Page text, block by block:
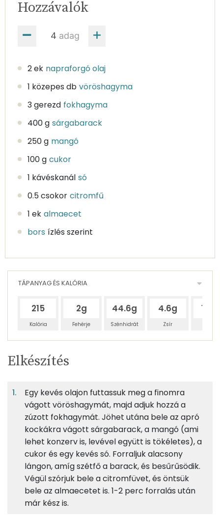
adag
Hozzávalók
2 ek napraforgó olaj
1 közepes db vöröshagyma
3 gerezd fokhagyma
400 g sárgabarack
250 g mangó
100 g cukor
1 kávéskanál só
0.5 csokor citromfű
1 ek almaecet
bors ízlés szerint
TÁPANYAG ÉS KALÓRIA
215
Kalória
2g
Fehérje
44.6g
Szénhidrát
4.6g
Zsír
Egy
adagban
1%
Fehérje
24%
Szénhidrát
3%
Zsír
4gnapraforgó olaj
35 kcal
23g vöröshagyma
8 kcal
2g fokhagyma
3 kcal
100gsárgabarack
TÁPANYAGTARTALOM
Egy
adagban
4
adagban
100
grammban
1%
Fehérje
24%
Szénhidrát
3%
Zsír
73%
Víz
TOP ásványi anyagok
Nátrium
Foszfor
Elkészítés
Egy kevés olajon futtassuk meg a finomra
vágott vöröshagymát, majd adjuk hozzá a
zúzott fokhagymát. Jöhet utána bele az apró
kockákra vágott sárgabarack, a mangó (ami
lehet konzerv is, levével együtt is tökéletes), a
cukor és egy kevés só. Forraljuk alacsony
lángon, amíg szétfő a barack, és besűrűsödik.
Végül szórjuk bele a citromfüvet, és öntsük
bele az almaecetet is. 1-2 perc forralás után
már kész is.